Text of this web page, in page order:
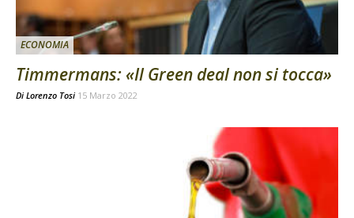
ECONOMIA
Timmermans: «Il Green deal non si tocca»
Di Lorenzo Tosi 15 Marzo 2022